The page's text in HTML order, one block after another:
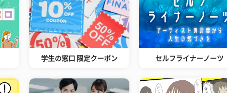
学生の窓口 限定クーポン セルフライナーノーツ